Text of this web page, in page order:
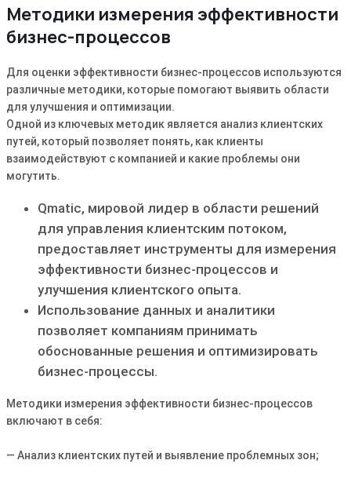
Методики измерения эффективности
бизнес-процессов
Для оценки эффективности бизнес-процессов используются
различные методики, которые помогают выявить области
для улучшения и оптимизации.
Одной из ключевых методик является анализ клиентских
путей, который позволяет понять, как клиенты
взаимодействуют с компанией и какие проблемы они
могутить.
Qmatic, мировой лидер в области решений
для управления клиентским потоком,
предоставляет инструменты для измерения
эффективности бизнес-процессов и
улучшения клиентского опыта.
Использование данных и аналитики
позволяет компаниям принимать
обоснованные решения и оптимизировать
бизнес-процессы.
Методики измерения эффективности бизнес-процессов
включают в себя:
— Анализ клиентских путей и выявление проблемных зон;